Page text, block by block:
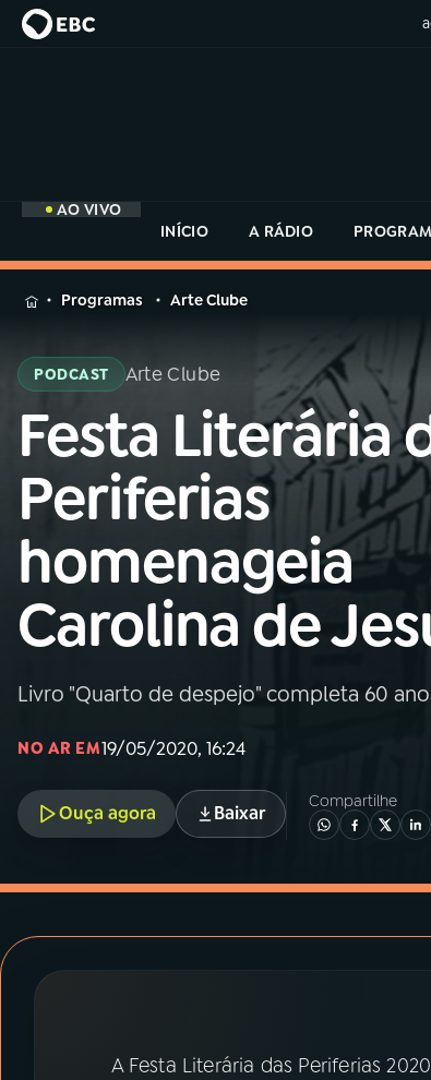
AO VIVO
INÍCIO
A RÁDIO
MENU
Buscar
na
Rádio
MEC
Buscar
Início AO VIVO
01 INÍCIO
02A RÁDIO
03PROGRAMAÇÃO
05PODCASTS
PRÊMIO RÁDIO MEC
na
Rádio
Programas Arte Clube
PODCAST Arte Clube
Festa Literária
Periferias
homenageia
Carolina de
Livro "Quarto de despejo" completa 60
NO AR EM19/05/2020, 16:24
Ouça agora Baixar
Compartilhe
A Festa Literária das Periferias